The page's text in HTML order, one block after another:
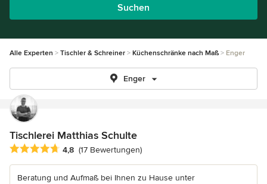
Suchen
Alle Experten Tischler & Schreiner Küchenschränke nach Maß Enger
Enger
Tischlerei Matthias Schulte
Durchschnittliche Bewertung: 4.8 von 5 Sternen
4,8 (17 Bewertungen)
Beratung und Aufmaß bei Ihnen zu Hause unter